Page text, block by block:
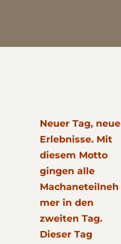
Neuer Tag, neue
Erlebnisse. Mit
diesem Motto
gingen alle
Machaneteilneh
mer in den
zweiten Tag.
Dieser Tag